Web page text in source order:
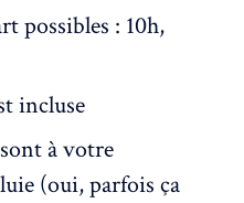
possibles : 10h,
incluse
à votre
(oui, parfois ça